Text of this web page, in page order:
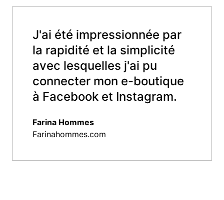
J'ai été impressionnée par
la rapidité et la simplicité
avec lesquelles j'ai pu
connecter mon e-boutique
à Facebook et Instagram.
Farina Hommes
Farinahommes.com